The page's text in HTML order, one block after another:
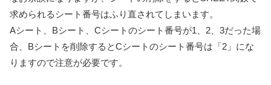
求められるシート番号はふり直されてしまいます。
Aシート、Bシート、Cシートのシート番号が1、2、3だった場
合、Bシートを削除するとCシートのシート番号は「2」にな
りますので注意が必要です。